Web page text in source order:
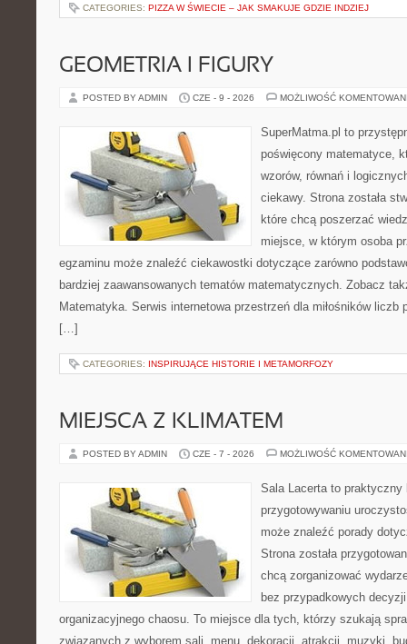
CATEGORIES: PIZZA W ŚWIECIE – JAK SMAKUJE GDZIE INDZIEJ
GEOMETRIA I FIGURY
POSTED BY ADMIN CZE - 9 - 2026 MOŻLIWOŚĆ
SuperMatma.pl to
poświęcony matematyce,
wzorów, równań i
ciekawy. Strona została
które chcą poszerzać
miejsce, w którym osoba
egzaminu może znaleźć ciekawostki dotyczące zarówno
bardziej zaawansowanych tematów matematycznych. Zobacz
Matematyka. Serwis internetowa przestrzeń dla miłośników liczb
[…]
CATEGORIES: INSPIRUJĄCE HISTORIE I METAMORFOZY
MIEJSCA Z KLIMATEM
POSTED BY ADMIN CZE - 7 - 2026 MOŻLIWOŚĆ
Sala Lacerta to praktyczny
przygotowywaniu
może znaleźć porady
Strona została
chcą zorganizować
bez przypadkowych
organizacyjnego chaosu. To miejsce dla tych, którzy szukają
związanych z wyborem sali, menu, dekoracji, atrakcji, muzyki,